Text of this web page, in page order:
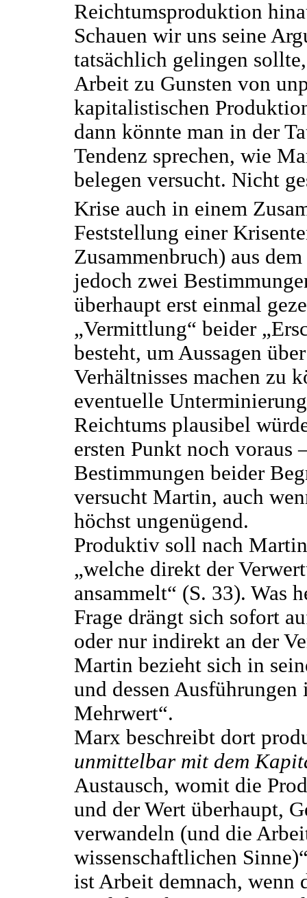
Reichtumsproduktion
Schauen wir uns seine
tatsächlich gelingen
Arbeit zu Gunsten von
kapitalistischen
dann könnte man in der
Tendenz sprechen, wie
belegen versucht. Nicht
Krise auch in einem
Feststellung einer
Zusammenbruch) aus
jedoch zwei
überhaupt erst einmal
„Vermittlung“ beider
besteht, um Aussagen
Verhältnisses machen zu
eventuelle
Reichtums plausibel
ersten Punkt noch voraus
Bestimmungen beider
versucht Martin, auch
höchst ungenügend.
Produktiv soll nach
„welche direkt der
ansammelt“ (S. 33). Was
Frage drängt sich sofort
oder nur indirekt an der
Martin bezieht sich in
und dessen
Mehrwert“.
Marx beschreibt dort
unmittelbar mit dem
Austausch, womit die
und der Wert überhaupt,
verwandeln (und die
wissenschaftlichen
ist Arbeit demnach, wenn